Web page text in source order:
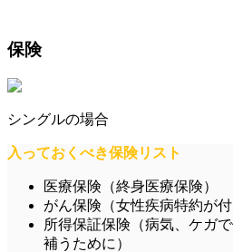
保険
シングルの場合
入っておくべき保険リスト
医療保険（終身医療保険）
がん保険（女性疾病特約が
所得保証保険（病気、ケガ
補うために）